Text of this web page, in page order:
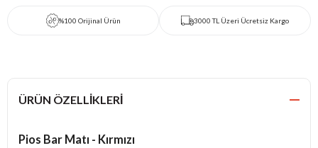
%100 Orijinal Ürün 3000 TL Üzeri Ücretsiz Kargo
ÜRÜN ÖZELLIKLERI
Pios Bar Matı - Kırmızı